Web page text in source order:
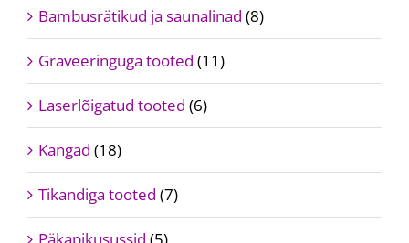
Bambusrätikud ja saunalinad (8)
Graveeringuga tooted (11)
Laserlõigatud tooted (6)
Kangad (18)
Tikandiga tooted (7)
Päkapikusussid (5)